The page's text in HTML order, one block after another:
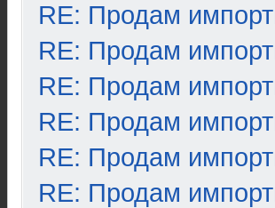
RE: Продам
RE: Продам
RE: Продам
RE: Продам
RE: Продам
RE: Продам